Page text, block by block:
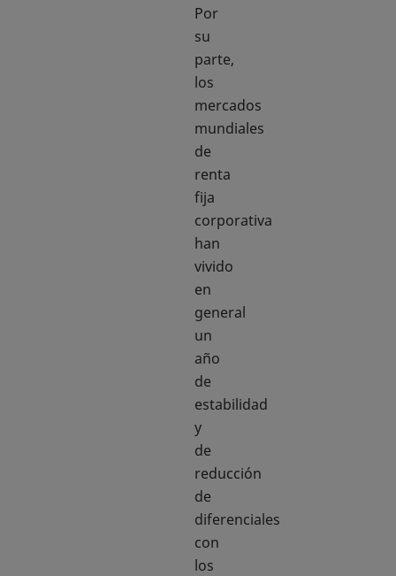
Por
su
parte,
los
mercados
mundiales
de
renta
fija
corporativa
han
vivido
en
general
un
año
de
estabilidad
y
de
reducción
de
diferenciales
con
los